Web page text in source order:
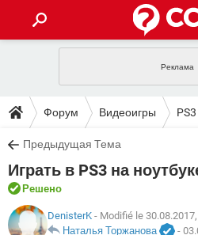
INSTAGRAM
ИГРЫ
ВКОНТАКТЕ
GOOGLE
ПОЛЕЗНЫЕ СОВЕТЫ
TIKTOK
FACEBOOK
WINDOWS 10
ЗАГРУЗКИ
TIKTOK
WHATSAPP
FACEBOOK
ФОРУМ
TIKTOK
ЭНЦИКЛОПЕДИЯ
Форум Видеоигры PS3
Предыдущая Тема
Играть в PS3 на
Решено
DenisterK - Modifié le
Наталья Торжанова
-